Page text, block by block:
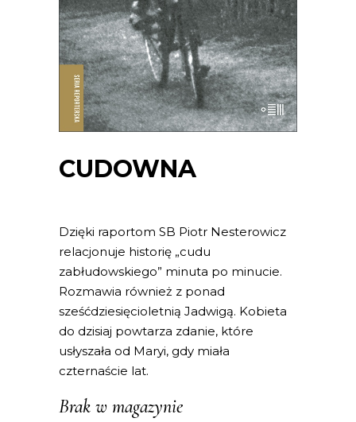
CUDOWNA
Dzięki raportom SB Piotr Nesterowicz
relacjonuje historię „cudu
zabłudowskiego” minuta po minucie.
Rozmawia również z ponad
sześćdziesięcioletnią Jadwigą. Kobieta
do dzisiaj powtarza zdanie, które
usłyszała od Maryi, gdy miała
czternaście lat.
Brak w magazynie